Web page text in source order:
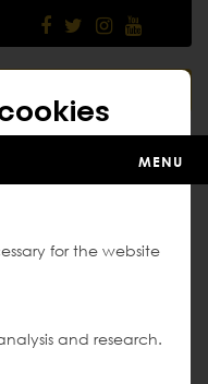
for the website
and research.
MENU